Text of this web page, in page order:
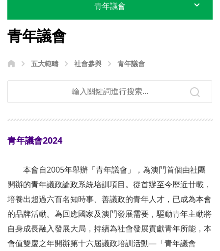
青年議會
青年議會
五大範疇 社會參與 青年議會
青年議會2024
本會自2005年舉辦「青年議會」，為澳門首個由社團
開辦的青年議政論政系統培訓項目。從首辦至今歷近廿載，
培養出超過六百名知時事、善議政的青年人才，已成為本會
的品牌活動。為回應國家及澳門發展需要，驅動青年主動將
自身成長融入發展大局，持續為社會發展貢獻青年所能，本
會值雙慶之年開辦第十六屆議政培訓活動—「青年議會